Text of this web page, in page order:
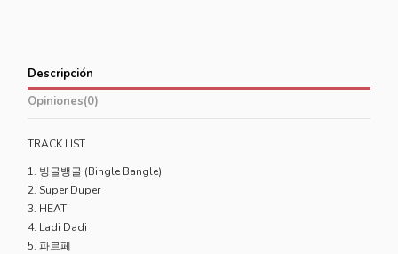
Descripción
Opiniones(0)
TRACK LIST
1. 빙글뱅글 (Bingle Bangle)
2. Super Duper
3. HEAT
4. Ladi Dadi
5. 파르페